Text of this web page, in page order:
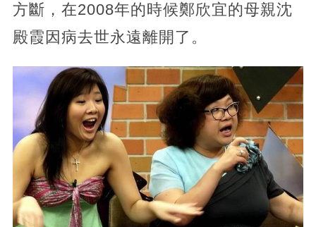
方斷，在2008年的時候鄭欣宜的母親沈
殿霞因病去世永遠離開了。